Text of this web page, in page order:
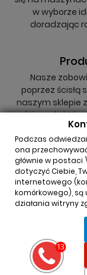
w wyborze
doradzając
Nasze
poprzez ścisłą
naszym sklepie
rolniczych,
niezależnie od
INFORMACJA O
REGULAMINY
Podczas
ona
głównie w
dotyczyć Ciebie,
internetowego
komórkowego), są
działania witryny